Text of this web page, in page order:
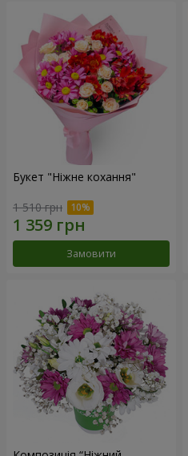
Букет "Ніжне кохання"
1 510 грн
Замовити